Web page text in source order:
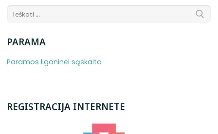
PARAMA
Paramos ligoninei sąskaita
REGISTRACIJA INTERNETE